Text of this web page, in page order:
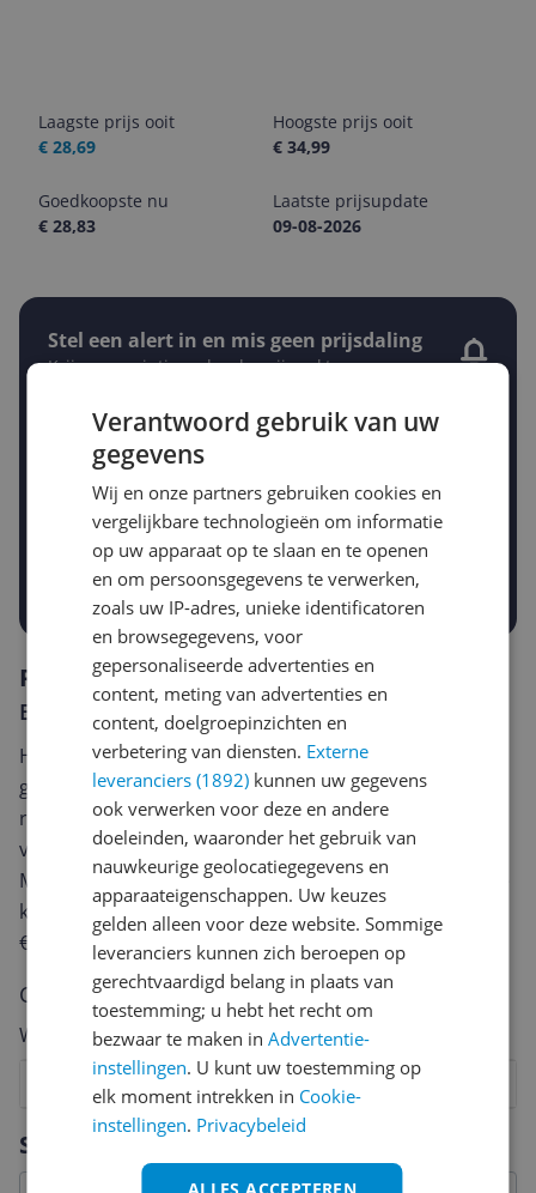
Laagste prijs ooit
€ 28,69
Hoogste prijs ooit
€ 34,99
Goedkoopste nu
€ 28,83
Laatste prijsupdate
09-08-2026
Stel een alert in en mis geen prijsdaling
Krijg een seintje zodra de prijs zakt
Gewenste daling of bedrag
-10% -15%
Gewenste prijs
€
Prijsalert aanzetten
Specificaties
Reviews
Er zijn nog geen reviews geschreven
Heb jij dit product in bezit en wil je graag je mening
geven? Start dan hieronder met het schrijven van je
review. Afhankelijk van de details duurt het schrijven
van een review gemiddeld tussen de 3 en 10 minuten.
Met jouw mening help je andere bezoekers een betere
keuze te maken én maak je iedere maand kans op
€250,-!
Klik hier voor de actievoorwaarden.
Cijfer
Welk cijfer geef jij dit product?
8
5
Vraag 1 van 4
Verantwoord gebruik van uw
gegevens
Wij en onze partners gebruiken cookies en
vergelijkbare technologieën om informatie
op uw apparaat op te slaan en te openen
en om persoonsgegevens te verwerken,
zoals uw IP-adres, unieke identificatoren
en browsegegevens, voor
gepersonaliseerde advertenties en
content, meting van advertenties en
content, doelgroepinzichten en
verbetering van diensten. Externe
leveranciers (1892) kunnen uw gegevens
ook verwerken voor deze en andere
doeleinden, waaronder het gebruik van
nauwkeurige geolocatiegegevens en
apparaateigenschappen. Uw keuzes
gelden alleen voor deze website. Sommige
leveranciers kunnen zich beroepen op
gerechtvaardigd belang in plaats van
toestemming; u hebt het recht om
bezwaar te maken inAdvertentie-
instellingen. U kunt uw toestemming op
elk moment intrekken in Cookie-
instellingen. Privacybeleid